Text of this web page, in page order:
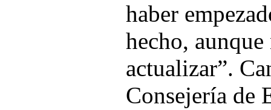
haber
hecho, aunque
actualizar”.
Consejería de